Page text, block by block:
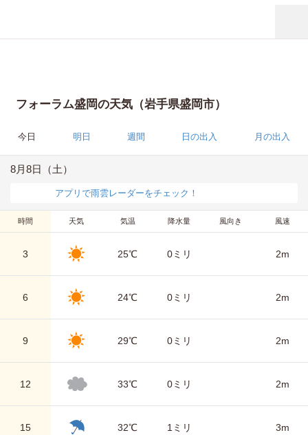
フォーラム盛岡の天気（岩手県盛岡市）
今日 明日 週間 日の出入 月の出入
8月8日（土）
アプリで雨雲レーダーをチェック！
時間 天気 気温 降水量 風向き 風速
3 25℃ 0ミリ 2m
6 24℃ 0ミリ 2m
9 29℃ 0ミリ 2m
12 33℃ 0ミリ 2m
15 32℃ 1ミリ 3m